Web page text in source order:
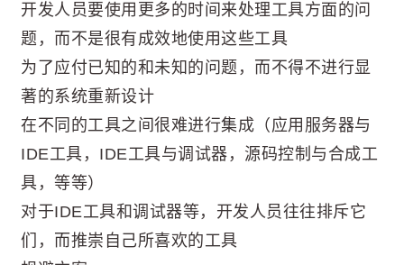
开发人员要使用更多的时间来处理工具方面的问
题，而不是很有成效地使用这些工具
为了应付已知的和未知的问题，而不得不进行显
著的系统重新设计
在不同的工具之间很难进行集成（应用服务器与
IDE工具，IDE工具与调试器，源码控制与合成工
具，等等）
对于IDE工具和调试器等，开发人员往往排斥它
们，而推崇自己所喜欢的工具